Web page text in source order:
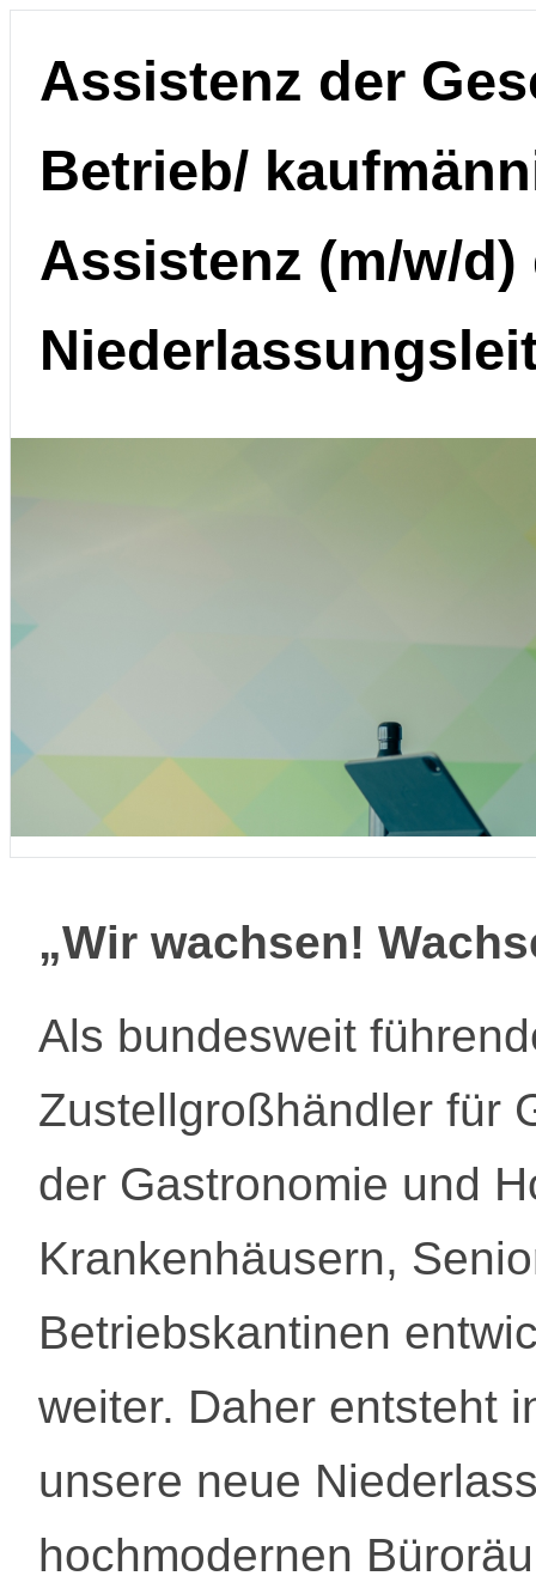
Assistenz der
Betrieb/
Assistenz (m/w/d)
„Wir wachsen!
Als bundesweit
Zustellgroßhändler für
der Gastronomie und
Krankenhäusern,
Betriebskantinen
weiter. Daher entsteht
unsere neue
hochmodernen